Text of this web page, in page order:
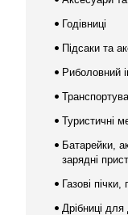
Годівниці
Підсаки та
Риболовний
Туристичні
Батарейки,
зарядні
Газові
Дрібниці